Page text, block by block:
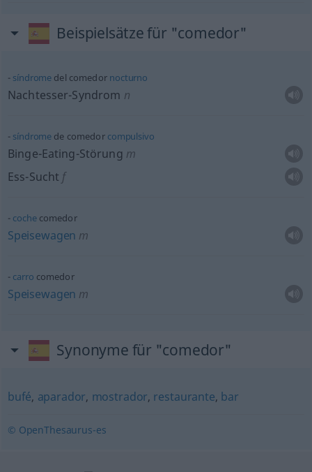
Beispielsätze für "comedor"
síndrome del comedor nocturno
Nachtesser-Syndrom n
síndrome de comedor compulsivo
Binge-Eating-Störung m
Ess-Sucht f
cochecomedor
Speisewagen m
carro comedor
Speisewagen m
Synonyme für "comedor"
bufé, aparador, mostrador, restaurante, bar
© OpenThesaurus-es